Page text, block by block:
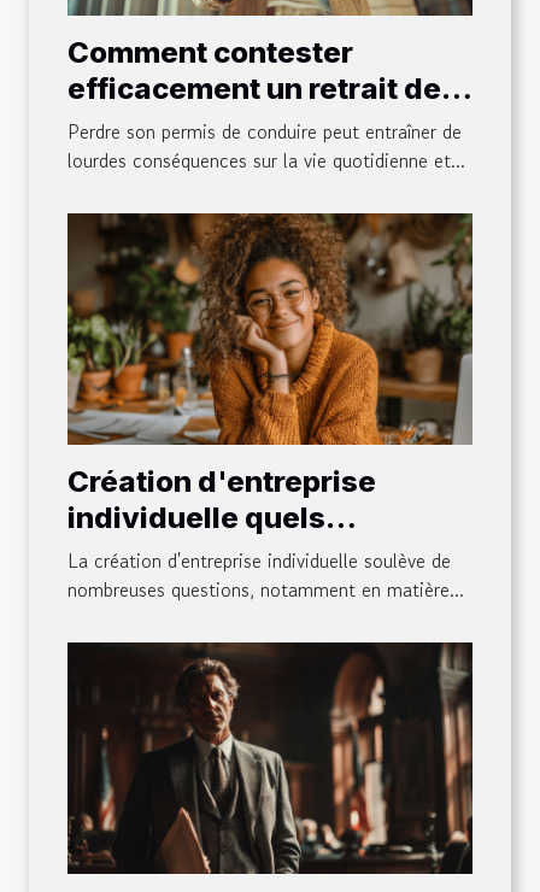
Comment contester
efficacement un retrait de
permis de conduire ?
Perdre son permis de conduire peut entraîner de
lourdes conséquences sur la vie quotidienne et...
Création d'entreprise
individuelle quels
avantages fiscaux pour les
débutants
La création d'entreprise individuelle soulève de
nombreuses questions, notamment en matière...